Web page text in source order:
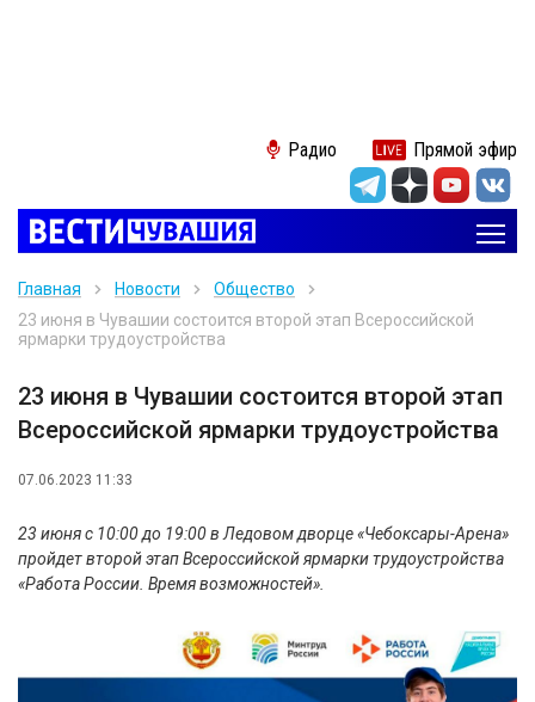
Радио Прямой эфир
Главная Новости
Общество
23 июня в Чувашии состоится второй этап Всероссийской
ярмарки трудоустройства
23 июня в Чувашии состоится второй этап
Всероссийской ярмарки трудоустройства
07.06.2023 11:33
23 июня c 10:00 до 19:00 в Ледовом дворце «Чебоксары-Арена»
пройдет второй этап Всероссийской ярмарки трудоустройства
«Работа России. Время возможностей».